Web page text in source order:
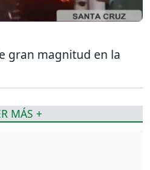
gran magnitud en la
MÁS +